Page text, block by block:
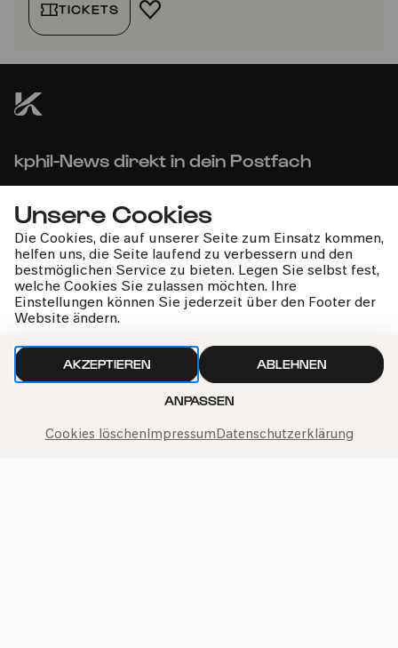
Unsere Cookies
Die Cookies, die auf unserer Seite zum Einsatz kommen,
helfen uns, die Seite laufend zu verbessern und den
bestmöglichen Service zu bieten. Legen Sie selbst fest,
welche Cookies Sie zulassen möchten. Ihre
Einstellungen können Sie jederzeit über den Footer der
Website ändern.
AKZEPTIEREN ABLEHNEN
ANPASSEN
Cookies löschenImpressumDatenschutzerklärung
TICKETS FAVORIT HINZUFÜGEN
kphil-News direkt in dein Postfach
Wir gehen sorgfältig mit deinen Daten um. Mehr dazu in
unserenDatenschutzbestimmungen